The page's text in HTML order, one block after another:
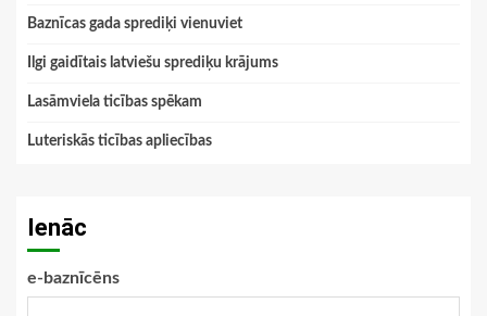
Baznīcas gada sprediķi vienuviet
Ilgi gaidītais latviešu sprediķu krājums
Lasāmviela ticības spēkam
Luteriskās ticības apliecības
Ienāc
e-baznīcēns